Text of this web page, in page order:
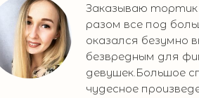
Заказываю
разом все под
оказался безумно
безвредным для
девушек.Большое
чудесное